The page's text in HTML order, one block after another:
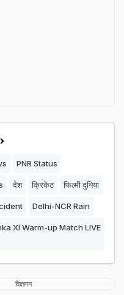
PNR Status
देश क्रिकेट फिल्मी दुनिया
Delhi-NCR Rain
XI Warm-up Match LIVE
विज्ञापन